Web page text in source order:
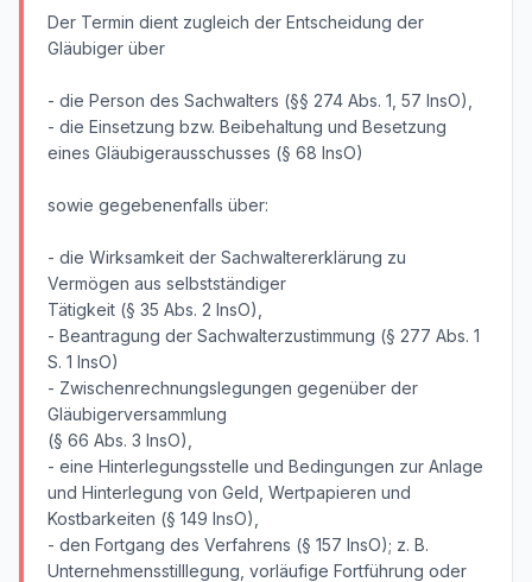
Der Termin dient zugleich der Entscheidung der
Gläubiger über
- die Person des Sachwalters (§§ 274 Abs. 1, 57 InsO),
- die Einsetzung bzw. Beibehaltung und Besetzung
eines Gläubigerausschusses (§ 68 InsO)
sowie gegebenenfalls über:
- die Wirksamkeit der Sachwaltererklärung zu
Vermögen aus selbstständiger
Tätigkeit (§ 35 Abs. 2 InsO),
- Beantragung der Sachwalterzustimmung (§ 277 Abs. 1
S. 1 InsO)
- Zwischenrechnungslegungen gegenüber der
Gläubigerversammlung
(§ 66 Abs. 3 InsO),
- eine Hinterlegungsstelle und Bedingungen zur Anlage
und Hinterlegung von Geld, Wertpapieren und
Kostbarkeiten (§ 149 InsO),
- den Fortgang des Verfahrens (§ 157 InsO); z. B.
Unternehmensstilllegung, vorläufige Fortführung oder